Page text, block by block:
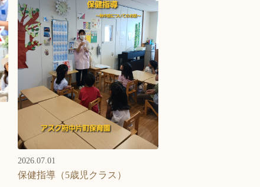
2026.07.01
保健指導（5歳児クラス）